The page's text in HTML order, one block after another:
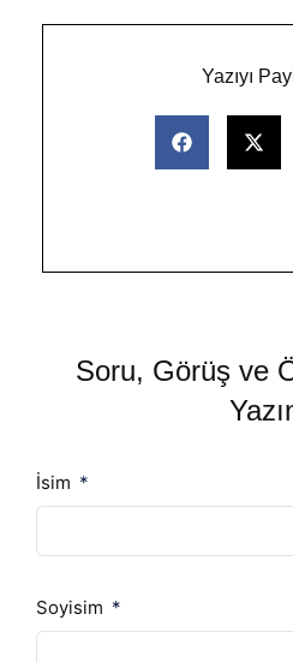
Yazıyı
Soru, Görüş ve
İsim
Soyisim